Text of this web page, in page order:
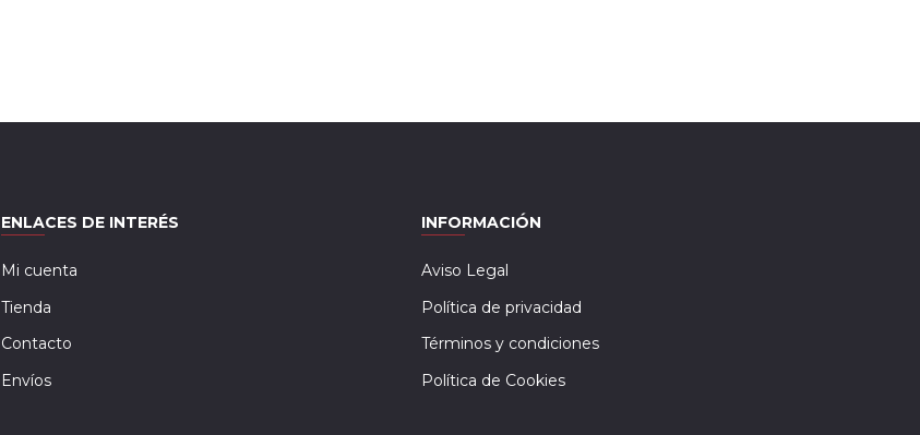
ENLACES DE INTERÉS
Mi cuenta
Tienda
Contacto
Envíos
INFORMACIÓN
Aviso Legal
Política de privacidad
Términos y condiciones
Política de Cookies